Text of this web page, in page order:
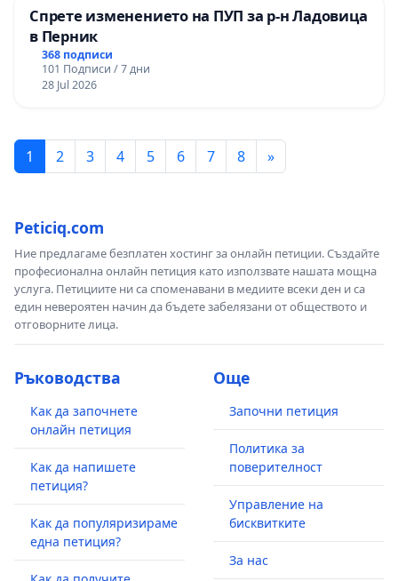
Спрете изменението на ПУП за р-н Ладовица
в Перник
368 подписи
101 Подписи / 7 дни
28 Jul 2026
1 2 3 4 5 6 7 8 »
Peticiq.com
Ние предлагаме безплатен хостинг за онлайн петиции. Създайте
професионална онлайн петиция като използвате нашата мощна
услуга. Петициите ни са споменавани в медиите всеки ден и са
един невероятен начин да бъдете забелязани от обществото и
отговорните лица.
Ръководства
Как да започнете
онлайн петиция
Как да напишете
петиция?
Как да популяризираме
една петиция?
Още
Започни петиция
Политика за
поверителност
Управление на
бисквитките
За нас